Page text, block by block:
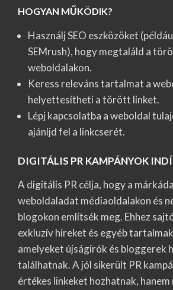
HOGYAN MŰKÖDIK?
Használj SEO eszközöket
SEMrush), hogy megtaláld a
weboldalakon.
Keress releváns tartalmat a
helyettesítheti a törött linket.
Lépj kapcsolatba a weboldal
ajánljd fel a linkcserét.
DIGITÁLIS PR KAMPÁNYOK
A digitális PR célja, hogy a
weboldaladat médiaoldalakon és
blogokon említsék meg. Ehhez
exkluzív híreket és egyéb
amelyeket újságírók és bloggerek
találhatnak. A jól sikerült PR
értékes linkeket hozhatnak,